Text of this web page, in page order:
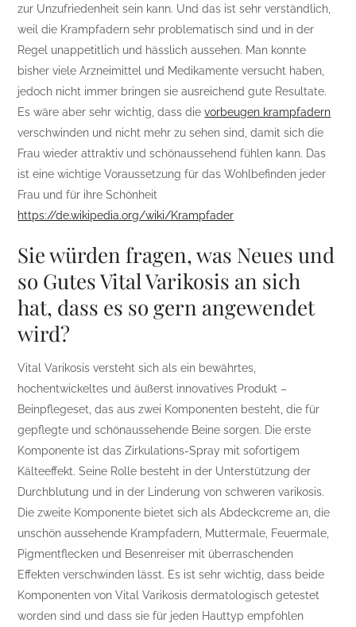
zur Unzufriedenheit sein kann. Und das ist sehr verständlich,
weil die Krampfadern sehr problematisch sind und in der
Regel unappetitlich und hässlich aussehen. Man konnte
bisher viele Arzneimittel und Medikamente versucht haben,
jedoch nicht immer bringen sie ausreichend gute Resultate.
Es wäre aber sehr wichtig, dass dievorbeugen krampfadern
verschwinden und nicht mehr zu sehen sind, damit sich die
Frau wieder attraktiv und schönaussehend fühlen kann. Das
ist eine wichtige Voraussetzung für das Wohlbefinden jeder
Frau und für ihre Schönheit
https://de.wikipedia.org/wiki/Krampfader
Sie würden fragen, was Neues und
so Gutes Vital Varikosis an sich
hat, dass es so gern angewendet
wird?
Vital Varikosis versteht sich als ein bewährtes,
hochentwickeltes und äußerst innovatives Produkt –
Beinpflegeset, das aus zwei Komponenten besteht, die für
gepflegte und schönaussehende Beine sorgen. Die erste
Komponente ist das Zirkulations-Spray mit sofortigem
Kälteeffekt. Seine Rolle besteht in der Unterstützung der
Durchblutung und in der Linderung von schweren varikosis.
Die zweite Komponente bietet sich als Abdeckcreme an, die
unschön aussehende Krampfadern, Muttermale, Feuermale,
Pigmentflecken und Besenreiser mit überraschenden
Effekten verschwinden lässt. Es ist sehr wichtig, dass beide
Komponenten von Vital Varikosis dermatologisch getestet
worden sind und dass sie für jeden Hauttyp empfohlen